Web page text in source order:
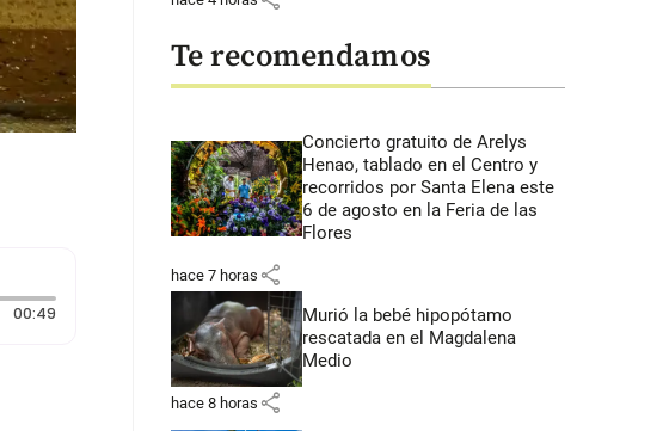
00:49Duración: 49 segundos
Te recomendamos
Concierto gratuito de Arelys
Henao, tablado en el Centro y
recorridos por Santa Elena este
6 de agosto en la Feria de las
Flores
hace 7 horas share
Murió la bebé hipopótamo
rescatada en el Magdalena
Medio
hace 8 horas share